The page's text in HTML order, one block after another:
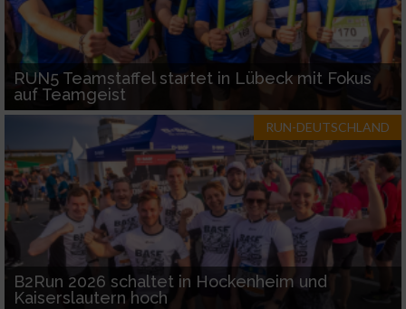
RUN5 Teamstaffel startet in Lübeck mit Fokus
auf Teamgeist
RUN-DEUTSCHLAND
B2Run 2026 schaltet in Hockenheim und
Kaiserslautern hoch